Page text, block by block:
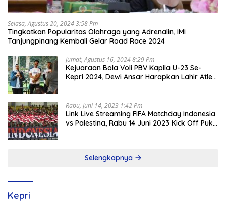
Selasa, Agustus 20, 2024 3:58 Pm
Tingkatkan Popularitas Olahraga yang Adrenalin, IMI
Tanjungpinang Kembali Gelar Road Race 2024
Jumat, Agustus 16, 2024 8:29 Pm
Kejuaraan Bola Voli PBV Kapila U-23 Se-
Kepri 2024, Dewi Ansar Harapkan Lahir Atlet
Rabu, Juni 14, 2023 1:42 Pm
Link Live Streaming FIFA Matchday Indonesia
vs Palestina, Rabu 14 Juni 2023 Kick Off Pukul
Selengkapnya
Kepri